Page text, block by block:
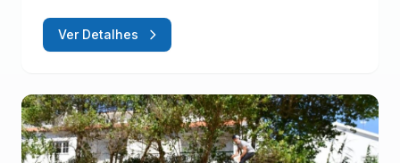
Ver Detalhes